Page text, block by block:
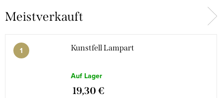
Meistverkauft
Kunstfell Lampart
Auf Lager
19,30 €